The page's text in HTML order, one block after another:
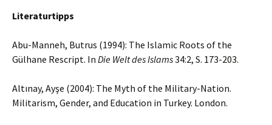
Literaturtipps
Abu-Manneh, Butrus (1994): The Islamic Roots of the
Gülhane Rescript. In Die Welt des Islams34:2, S. 173-203.
Altınay, Ayşe (2004): The Myth of the Military-Nation.
Militarism, Gender, and Education in Turkey. London.